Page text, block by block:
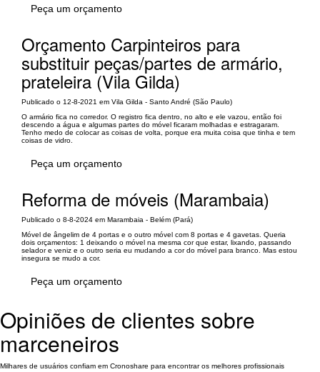
Peça um orçamento
Orçamento Carpinteiros para
substituir peças/partes de armário,
prateleira (Vila Gilda)
Publicado o 12-8-2021 em Vila Gilda - Santo André (São Paulo)
O armário fica no corredor. O registro fica dentro, no alto e ele vazou, então foi
descendo a água e algumas partes do móvel ficaram molhadas e estragaram.
Tenho medo de colocar as coisas de volta, porque era muita coisa que tinha e tem
coisas de vidro.
Peça um orçamento
Reforma de móveis (Marambaia)
Publicado o 8-8-2024 em Marambaia - Belém (Pará)
Móvel de ângelim de 4 portas e o outro móvel com 8 portas e 4 gavetas. Queria
dois orçamentos: 1 deixando o móvel na mesma cor que estar, lixando, passando
selador e veniz e o outro seria eu mudando a cor do móvel para branco. Mas estou
insegura se mudo a cor.
Peça um orçamento
Opiniões de clientes sobre
marceneiros
Milhares de usuários confiam em Cronoshare para encontrar os melhores profissionais